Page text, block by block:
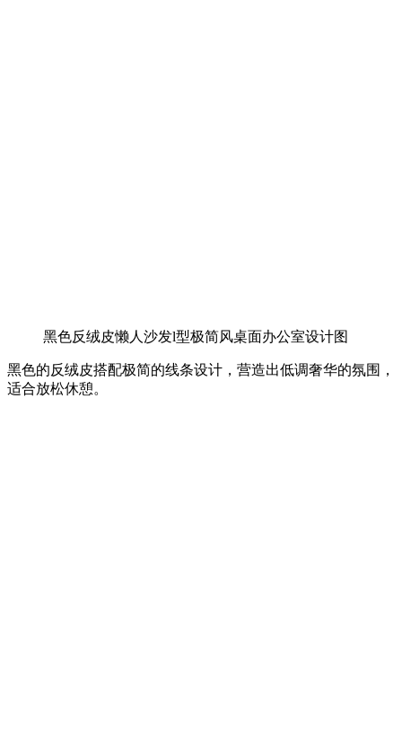
黑色反绒皮懒人沙发l型极简风桌面办公室设计图
黑色的反绒皮搭配极简的线条设计，营造出低调奢华的氛围，
适合放松休憩。